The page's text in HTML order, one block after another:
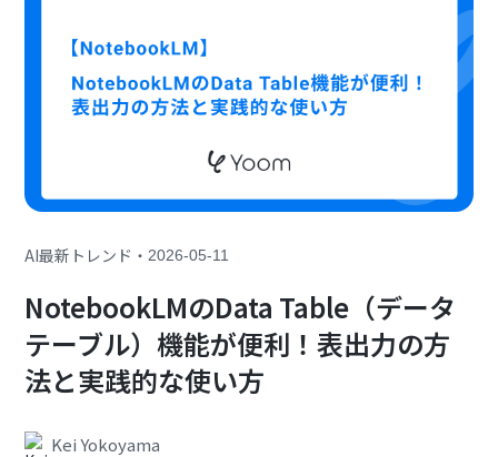
AI最新トレンド ・2026-05-11
NotebookLMのData Table（データ
テーブル）機能が便利！表出力の方
法と実践的な使い方
Kei Yokoyama